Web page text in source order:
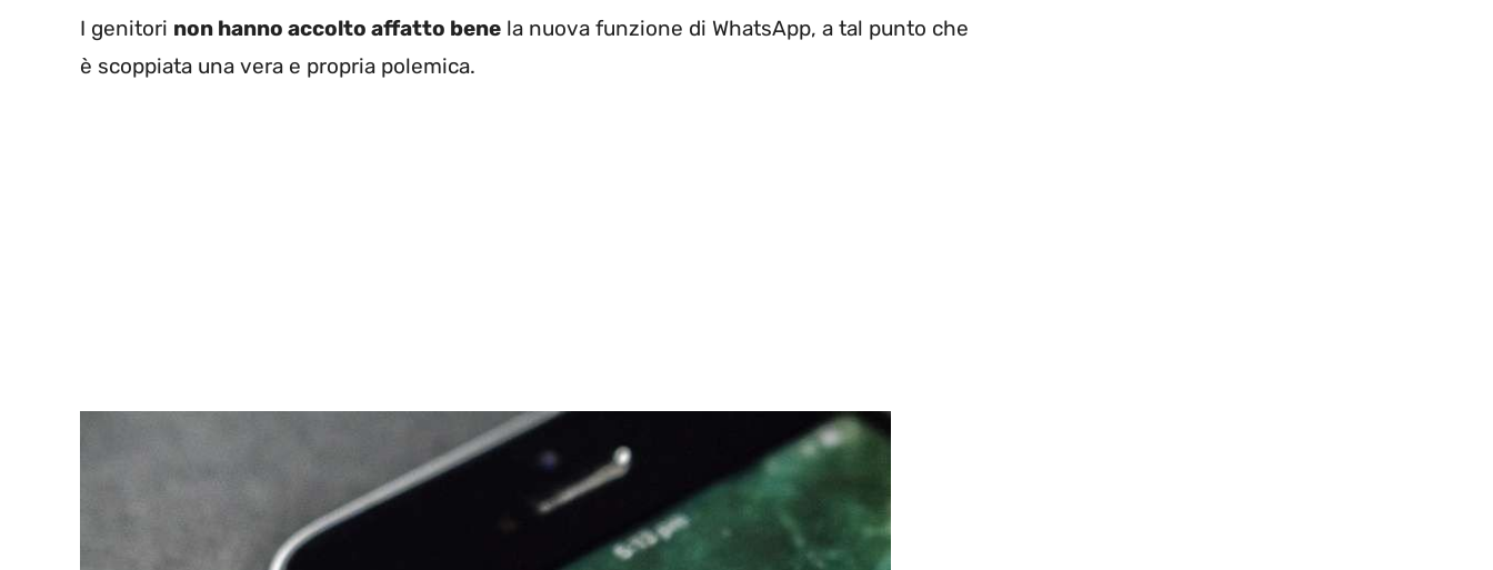
I genitori non hanno accolto affatto bene la nuova funzione di WhatsApp, a tal punto che
è scoppiata una vera e propria polemica.